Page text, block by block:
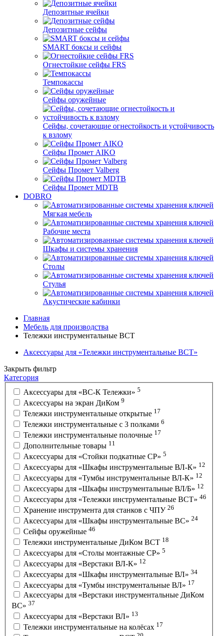
Депозитные ячейки
Депозитные сейфы
SMART боксы и сейфы
Огнестойкие сейфы FRS
Темпокассы
Сейфы оружейные
Сейфы, сочетающие огнестойкость и устойчивость
к взлому
Сейфы Промет AIKO
Сейфы Промет Valberg
Сейфы Промет MDTB
DOBRO
Мягкая мебель
Рабочие места
Шкафы и системы хранения
Столы
Стулья
Акустические кабинки
Главная
Мебель для производства
Тележки инструментальные ВСТ
Аксессуары для «Тележки инструментальные ВСТ»
Закрыть фильтр
Категория
Аксессуары для «ВС-К Тележки» 5
Аксессуары на экран ДиКом 9
Тележки инструментальные открытые 17
Тележки инструментальные с 3 полками 6
Тележки инструментальные полочные 17
Дополнительные товары 11
Аксессуары для «Стойки подкатные СР» 5
Аксессуары для «Шкафы инструментальные ВЛ-К» 12
Аксессуары для «Тумбы инструментальные ВЛ-К» 12
Аксессуары для «Шкафы инструментальные ВЛ/Б» 12
Аксессуары для «Тележки инструментальные ВСТ» 46
Хранение инструмента для станков с ЧПУ 26
Аксессуары для «Шкафы инструментальные ВС» 24
Сейфы оружейные 46
Тележки инструментальные ДиКом ВСТ 18
Аксессуары для «Столы монтажные СР» 5
Аксессуары для «Верстаки ВЛ-К» 12
Аксессуары для «Шкафы инструментальные ВЛ» 34
Аксессуары для «Тумбы инструментальные ВЛ» 17
Аксессуары для «Верстаки инструментальные ДиКом
ВС» 37
Аксессуары для «Верстаки ВЛ» 13
Тележки инструментальные на колёсах 17